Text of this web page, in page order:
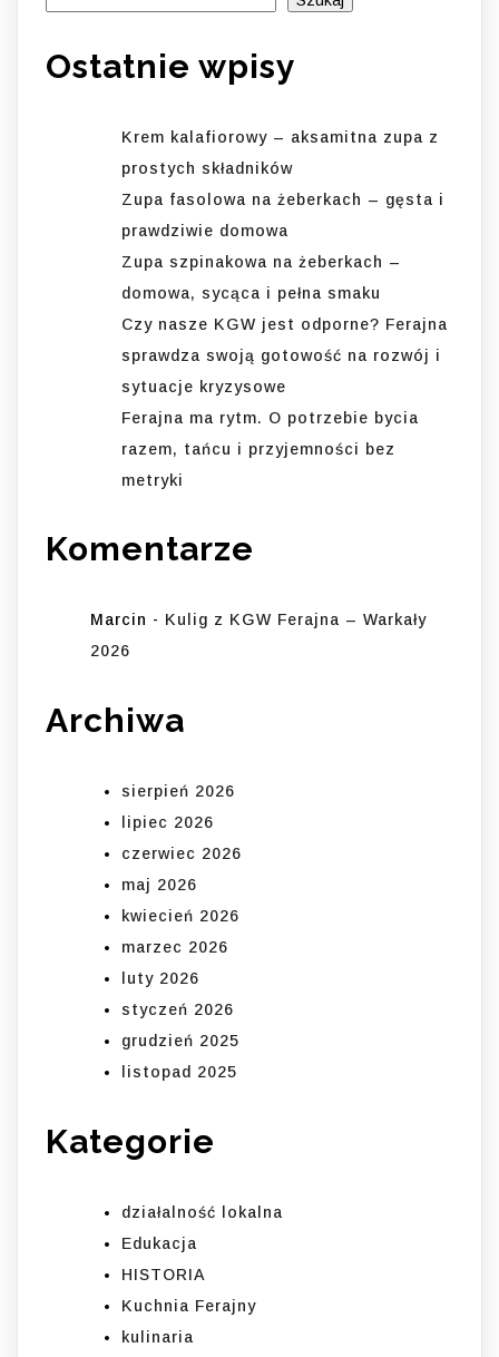
Ostatnie wpisy
Krem kalafiorowy – aksamitna zupa z
prostych składników
Zupa fasolowa na żeberkach – gęsta i
prawdziwie domowa
Zupa szpinakowa na żeberkach –
domowa, sycąca i pełna smaku
Czy nasze KGW jest odporne? Ferajna
sprawdza swoją gotowość na rozwój i
sytuacje kryzysowe
Ferajna ma rytm. O potrzebie bycia
razem, tańcu i przyjemności bez
metryki
Komentarze
Marcin - Kulig z KGW Ferajna – Warkały
2026
Archiwa
sierpień 2026
lipiec 2026
czerwiec 2026
maj 2026
kwiecień 2026
marzec 2026
luty 2026
styczeń 2026
grudzień 2025
listopad 2025
Kategorie
działalność lokalna
Edukacja
HISTORIA
Kuchnia Ferajny
kulinaria